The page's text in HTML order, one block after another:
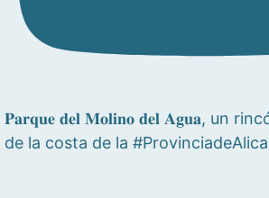
𝐏𝐚𝐫𝐪𝐮𝐞 𝐝𝐞𝐥 𝐌𝐨𝐥𝐢𝐧𝐨 𝐝𝐞𝐥 𝐀𝐠𝐮𝐚, un
de la costa de la